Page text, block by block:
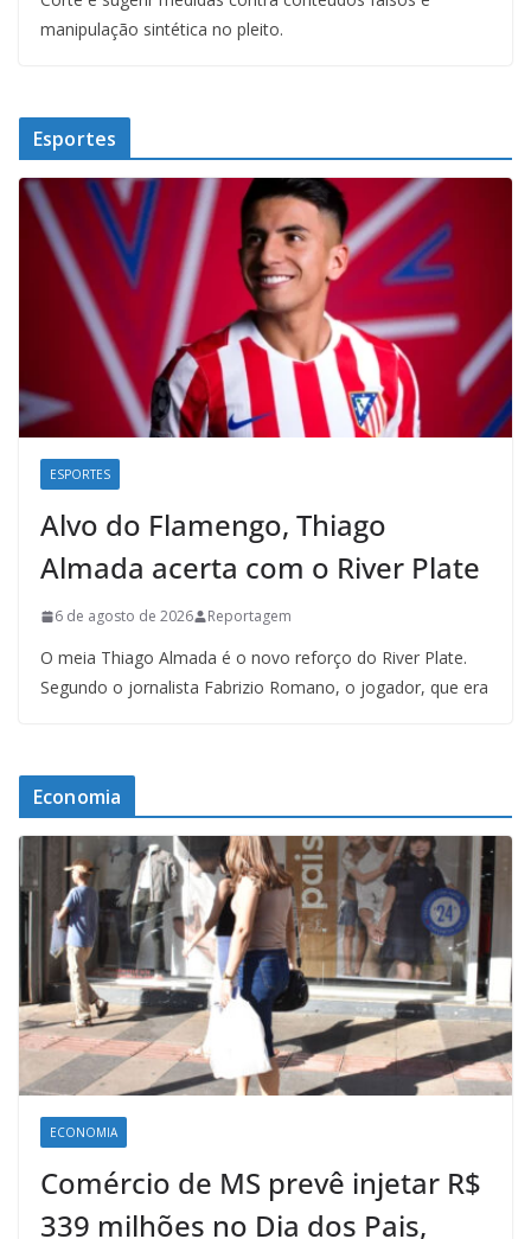
manipulação sintética no pleito.
Esportes
ESPORTES
Alvo do Flamengo, Thiago
Almada acerta com o River Plate
6 de agosto de 2026 Reportagem
O meia Thiago Almada é o novo reforço do River Plate.
Segundo o jornalista Fabrizio Romano, o jogador, que era
Economia
ECONOMIA
Comércio de MS prevê injetar R$
339 milhões no Dia dos Pais,